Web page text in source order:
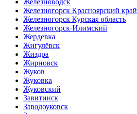
Железноводск
Железногорск Красноярский край
Железногорск Курская область
Железногорск-Илимский
Жердевка
Жигулёвск
Жиздра
Жирновск
Жуков
Жуковка
Жуковский
Завитинск
Заводоуковск